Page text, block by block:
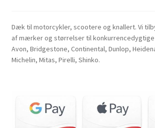
Dæk til motorcykler, scootere og knallert. Vi
af mærker og størrelser til
Avon, Bridgestone, Continental, Dunlop,
Michelin, Mitas, Pirelli, Shinko.